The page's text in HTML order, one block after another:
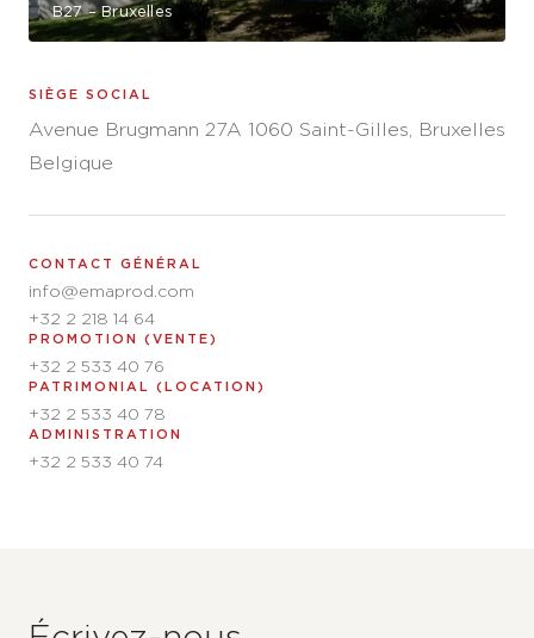
B27 – Bruxelles
SIÈGE SOCIAL
Avenue Brugmann 27A 1060 Saint-Gilles, Bruxelles
Belgique
CONTACT GÉNÉRAL
info@emaprod.com
+32 2 218 14 64
PROMOTION (VENTE)
+32 2 533 40 76
PATRIMONIAL (LOCATION)
+32 2 533 40 78
ADMINISTRATION
+32 2 533 40 74